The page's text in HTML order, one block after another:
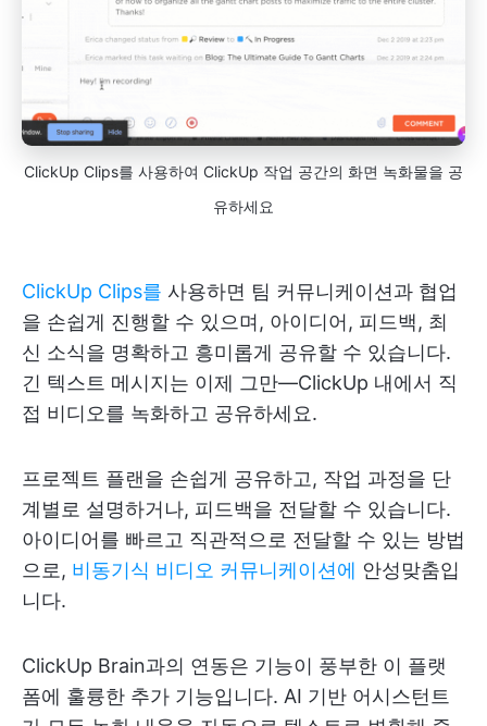
ClickUp Clips를 사용하여 ClickUp 작업 공간의 화면 녹화물을 공
유하세요
ClickUp Clips를 사용하면 팀 커뮤니케이션과 협업
을 손쉽게 진행할 수 있으며, 아이디어, 피드백, 최
신 소식을 명확하고 흥미롭게 공유할 수 있습니다.
긴 텍스트 메시지는 이제 그만—ClickUp 내에서 직
접 비디오를 녹화하고 공유하세요.
프로젝트 플랜을 손쉽게 공유하고, 작업 과정을 단
계별로 설명하거나, 피드백을 전달할 수 있습니다.
아이디어를 빠르고 직관적으로 전달할 수 있는 방법
으로, 비동기식 비디오 커뮤니케이션에 안성맞춤입
니다.
ClickUp Brain과의 연동은 기능이 풍부한 이 플랫
폼에 훌륭한 추가 기능입니다. AI 기반 어시스턴트